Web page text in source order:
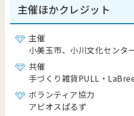
主催ほかクレジット
主催
小美玉市、小川文化センタ
共催
手づくり雑貨PULL・
ボランティア協力
アピオスぱるず